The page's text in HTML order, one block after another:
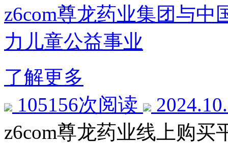
z6com尊龙药业集团与
力儿童公益事业
了解更多
105156次阅读
z6com尊龙药业线上购买